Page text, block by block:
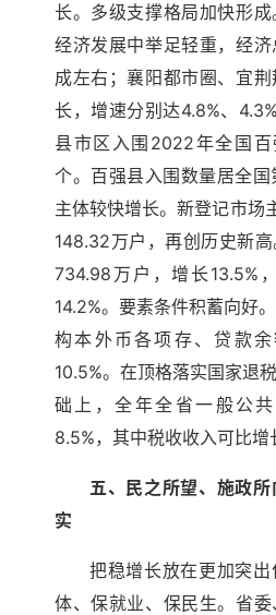
长。多级支撑格局加快形
经济发展中举足轻重，经
成左右；襄阳都市圈、宜
长，增速分别达4.8%、
县市区入围2022年全国
个。百强县入围数量居全
主体较快增长。新登记市场
148.32万户，再创历史新
734.98万户，增长13.5%
14.2%。要素条件积蓄向好
构本外币各项存、贷款余
10.5%。在顶格落实国家退
础上，全年全省一般公
8.5%，其中税收收入可比增
五、民之所望、施政
实
把稳增长放在更加突
体、保就业、保民生。省委